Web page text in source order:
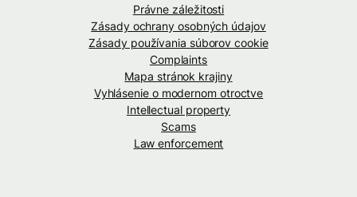
Právne záležitosti
Zásady ochrany osobných údajov
Zásady používania súborov cookie
Complaints
Mapa stránok krajiny
Vyhlásenie o modernom otroctve
Intellectual property
Scams
Law enforcement